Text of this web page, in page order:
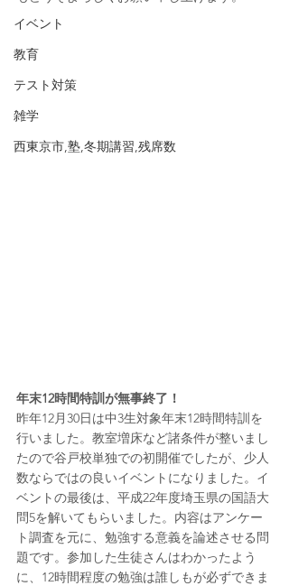
イベント
教育
テスト対策
雑学
西東京市,塾,冬期講習,残席数
年末12時間特訓が無事終了！
昨年12月30日は中3生対象年末12時間特訓を
行いました。教室増床など諸条件が整いまし
たので谷戸校単独での初開催でしたが、少人
数ならではの良いイベントになりました。イ
ベントの最後は、平成22年度埼玉県の国語大
問5を解いてもらいました。内容はアンケー
ト調査を元に、勉強する意義を論述させる問
題です。参加した生徒さんはわかったよう
に、12時間程度の勉強は誰しもが必ずできま